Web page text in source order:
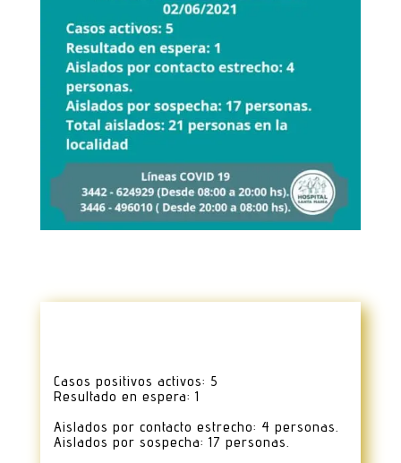
Casos positivos activos: 5
Resultado en espera: 1
Aislados por contacto estrecho: 4 personas.
Aislados por sospecha: 17 personas.